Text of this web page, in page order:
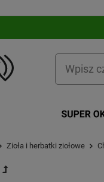
Zioła i herbatki ziołowe